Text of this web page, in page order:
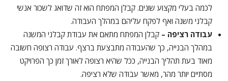
לכמה בעלי מקצוע שונים. קבלן המפתח הוא זה שדואג לשכור אנשי
קבלני משנה ואף לפקח עליהם במהלך העבודה.
עבודה רציפה – קבלן המפתח מתאם את עבודת קבלני המשנה
במהלך הבנייה, כך שהעבודה מתבצעת ברצף. עבודה רצופה חשובה
מאוד בעת תהליך הבנייה, ככל שהיא רצופה לאורך זמן כך הפרויקט
מסתיים יותר מהר, מאשר עבודה שלא רציפה.